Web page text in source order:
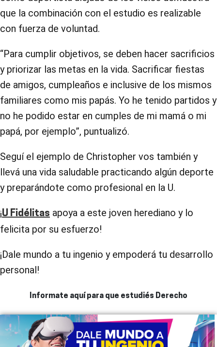
que la combinación con el estudio es realizable
con fuerza de voluntad.
“Para cumplir objetivos, se deben hacer sacrificios
y priorizar las metas en la vida. Sacrificar fiestas
de amigos, cumpleaños e inclusive de los mismos
familiares como mis papás. Yo he tenido partidos y
no he podido estar en cumples de mi mamá o mi
papá, por ejemplo”, puntualizó.
Seguí el ejemplo de Christopher vos también y
llevá una vida saludable practicando algún deporte
y preparándote como profesional en la U.
¡U Fidélitas apoya a este joven herediano y lo
felicita por su esfuerzo!
¡Dale mundo a tu ingenio y empoderá tu desarrollo
personal!
Informate aquí para que estudiés Derecho